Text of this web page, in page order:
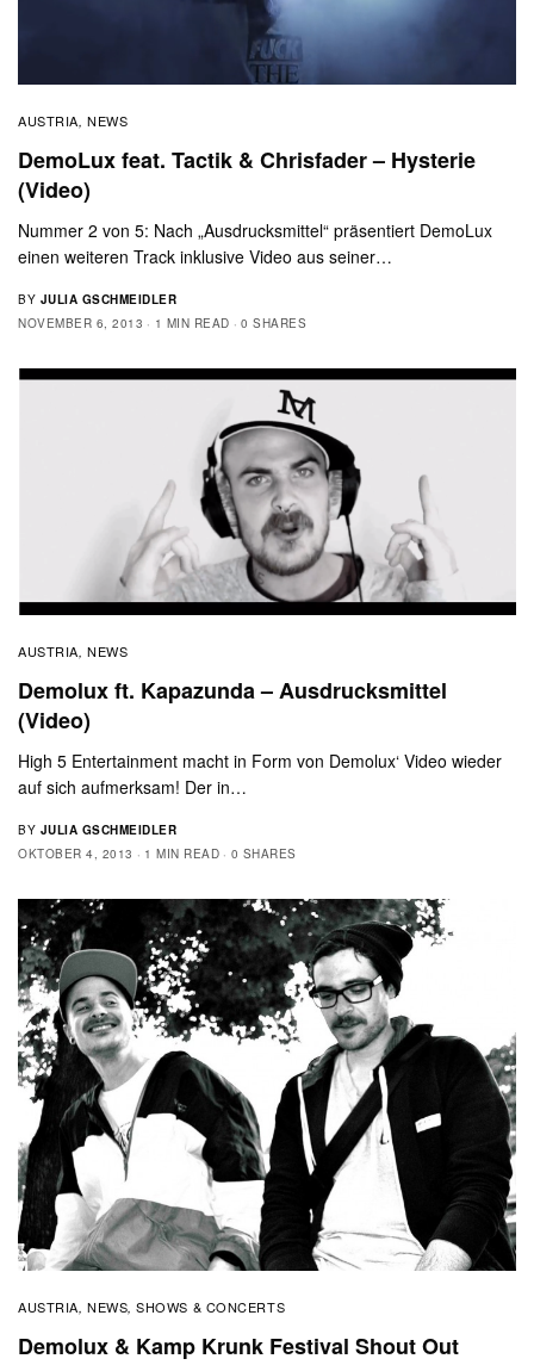
AUSTRIA, NEWS
DemoLux feat. Tactik & Chrisfader – Hysterie
(Video)
Nummer 2 von 5: Nach „Ausdrucksmittel“ präsentiert DemoLux
einen weiteren Track inklusive Video aus seiner…
BY JULIA GSCHMEIDLER
NOVEMBER 6, 2013
1 MIN READ 0 SHARES
AUSTRIA, NEWS
Demolux ft. Kapazunda – Ausdrucksmittel
(Video)
High 5 Entertainment macht in Form von Demolux‘ Video wieder
auf sich aufmerksam! Der in…
BY JULIA GSCHMEIDLER
OKTOBER 4, 2013
1 MIN READ 0 SHARES
AUSTRIA, NEWS,SHOWS & CONCERTS
Demolux & Kamp Krunk Festival Shout Out